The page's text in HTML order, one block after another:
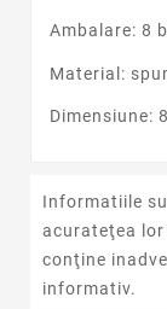
Ambalare: 8
Material:
Dimensiune:
Informatiile
acurateţea
conţine
informativ.